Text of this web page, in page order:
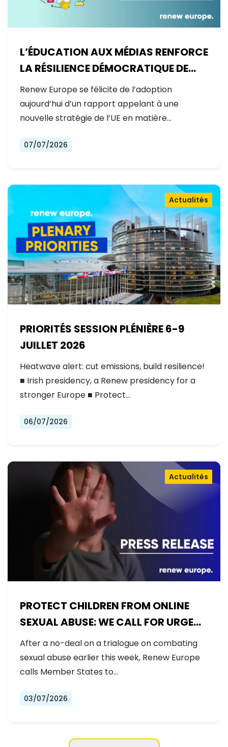
L’ÉDUCATION AUX MÉDIAS RENFORCE
LA RÉSILIENCE DÉMOCRATIQUE DE
L’EUROPE
Renew Europe se félicite de l’adoption
aujourd’hui d’un rapport appelant à une
nouvelle stratégie de l’UE en matière…
07/07/2026
PRIORITÉS SESSION PLÉNIÈRE 6-9
JUILLET 2026
Actualités
Heatwave alert: cut emissions, build resilience!
■ Irish presidency, a Renew presidency for a
stronger Europe ■ Protect…
06/07/2026
PROTECT CHILDREN FROM ONLINE
SEXUAL ABUSE: WE CALL FOR URGENT
NEGOTIATIONS AND PERMANENT
SOLUTION
Actualités
After a no-deal on a trialogue on combating
sexual abuse earlier this week, Renew Europe
calls Member States to…
03/07/2026